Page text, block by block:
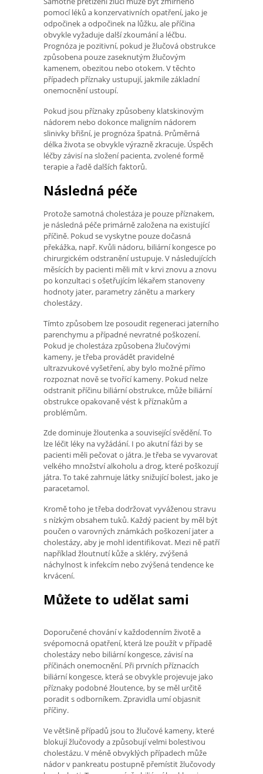
pomocí léků a konzervativních opatření, jako je
odpočinek a odpočinek na lůžku, ale příčina
obvykle vyžaduje další zkoumání a léčbu.
Prognóza je pozitivní, pokud je žlučová obstrukce
způsobena pouze zaseknutým žlučovým
kamenem, obezitou nebo otokem. V těchto
případech příznaky ustupují, jakmile základní
onemocnění ustoupí.
Pokud jsou příznaky způsobeny klatskinovým
nádorem nebo dokonce maligním nádorem
slinivky břišní, je prognóza špatná. Průměrná
délka života se obvykle výrazně zkracuje. Úspěch
léčby závisí na složení pacienta, zvolené formě
terapie a řadě dalších faktorů.
Následná péče
Protože samotná cholestáza je pouze příznakem,
je následná péče primárně založena na existující
příčině. Pokud se vyskytne pouze dočasná
překážka, např. Kvůli nádoru, biliární kongesce po
chirurgickém odstranění ustupuje. V následujících
měsících by pacienti měli mít v krvi znovu a znovu
po konzultaci s ošetřujícím lékařem stanoveny
hodnoty jater, parametry zánětu a markery
cholestázy.
Tímto způsobem lze posoudit regeneraci jaterního
parenchymu a případné nevratné poškození.
Pokud je cholestáza způsobena žlučovými
kameny, je třeba provádět pravidelné
ultrazvukové vyšetření, aby bylo možné přímo
rozpoznat nově se tvořící kameny. Pokud nelze
odstranit příčinu biliární obstrukce, může biliární
obstrukce opakovaně vést k příznakům a
problémům.
Zde dominuje žloutenka a související svědění. To
lze léčit léky na vyžádání. I po akutní fázi by se
pacienti měli pečovat o játra. Je třeba se vyvarovat
velkého množství alkoholu a drog, které poškozují
játra. To také zahrnuje látky snižující bolest, jako je
paracetamol.
Kromě toho je třeba dodržovat vyváženou stravu
s nízkým obsahem tuků. Každý pacient by měl být
poučen o varovných známkách poškození jater a
cholestázy, aby je mohl identifikovat. Mezi ně patří
například žloutnutí kůže a skléry, zvýšená
náchylnost k infekcím nebo zvýšená tendence ke
krvácení.
Můžete to udělat sami
Doporučené chování v každodenním životě a
svépomocná opatření, která lze použít v případě
cholestázy nebo biliární kongesce, závisí na
příčinách onemocnění. Při prvních příznacích
biliární kongesce, která se obvykle projevuje jako
příznaky podobné žloutence, by se měl určitě
poradit s odborníkem. Zpravidla umí objasnit
příčiny.
Ve většině případů jsou to žlučové kameny, které
blokují žlučovody a způsobují velmi bolestivou
cholestázu. V méně obvyklých případech může
nádor v pankreatu postupně přemístit žlučovody